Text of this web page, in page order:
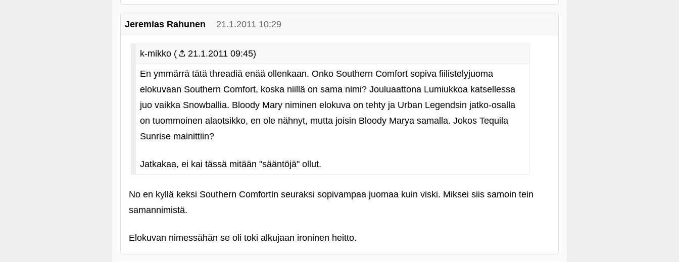
Jeremias Rahunen 21.1.2011 10:29
k-mikko (
21.1.2011 09:45)
En ymmärrä tätä threadiä enää ollenkaan. Onko Southern Comfort sopiva fiilistelyjuoma
elokuvaan Southern Comfort, koska niillä on sama nimi? Jouluaattona Lumiukkoa katsellessa
juo vaikka Snowballia. Bloody Mary niminen elokuva on tehty ja Urban Legendsin jatko-osalla
on tuommoinen alaotsikko, en ole nähnyt, mutta joisin Bloody Marya samalla. Jokos Tequila
Sunrise mainittiin?
Jatkakaa, ei kai tässä mitään "sääntöjä" ollut.
No en kyllä keksi Southern Comfortin seuraksi sopivampaa juomaa kuin viski. Miksei siis samoin tein
samannimistä.
Elokuvan nimessähän se oli toki alkujaan ironinen heitto.